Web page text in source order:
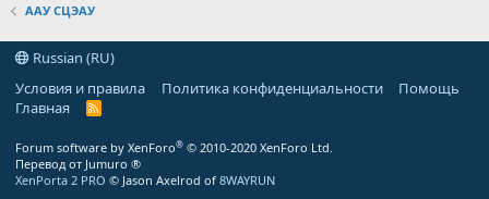
ААУ СЦЭАУ
Russian (RU)
Условия и правила
Политика конфиденциальности
Помощь
Главная
R
Forum software by XenForo® © 2010-2020 XenForo Ltd.
Перевод от Jumuro ®
XenPorta 2 PRO © Jason Axelrod of 8WAYRUN